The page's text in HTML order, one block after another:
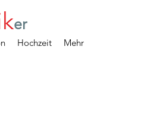
er
Hochzeit Mehr